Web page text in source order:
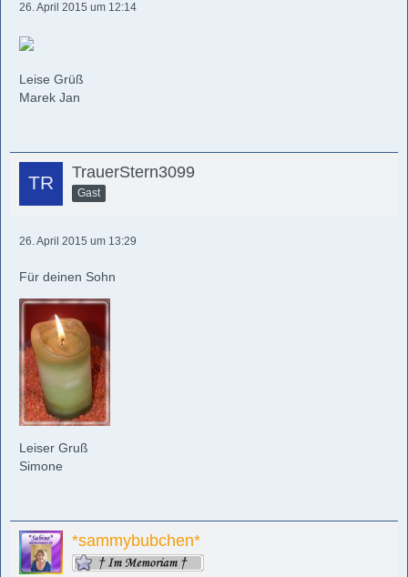
26. April 2015 um 12:14
Leise Grüß
Marek Jan
TrauerStern3099
Gast
26. April 2015 um 13:29
Für deinen Sohn
Leiser Gruß
Simone
*sammybubchen*